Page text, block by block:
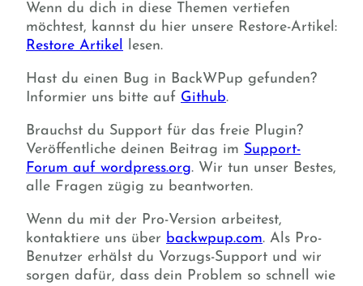
Wenn du dich in diese Themen vertiefen
möchtest, kannst du hier unsere Restore-Artikel:
Restore Artikel lesen.
Hast du einen Bug in BackWPup gefunden?
Informier uns bitte auf Github.
Brauchst du Support für das freie Plugin?
Veröffentliche deinen Beitrag im Support-
Forum auf wordpress.org. Wir tun unser Bestes,
alle Fragen zügig zu beantworten.
Wenn du mit der Pro-Version arbeitest,
kontaktiere uns über backwpup.com. Als Pro-
Benutzer erhälst du Vorzugs-Support und wir
sorgen dafür, dass dein Problem so schnell wie